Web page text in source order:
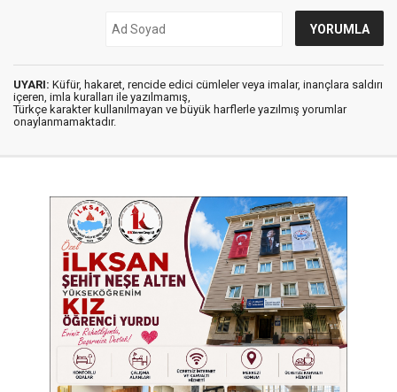
UYARI: Küfür, hakaret, rencide edici cümleler veya imalar, inançlara saldırı
içeren, imla kuralları ile yazılmamış,
Türkçe karakter kullanılmayan ve büyük harflerle yazılmış yorumlar
onaylanmamaktadır.